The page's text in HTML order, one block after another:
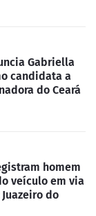
Gabriella
candidata a
do Ceará
homem
veículo em via
do